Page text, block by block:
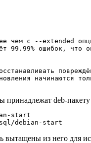
чем с --extended
99.99% ошибок, что
начинаются
принадлежат deb-
start
вытащены из него для